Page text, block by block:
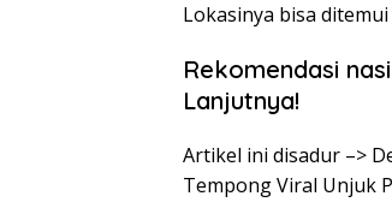
Lokasinya bisa
Rekomendasi
Lanjutnya!
Artikel ini disadur –>
Tempong Viral Unjuk